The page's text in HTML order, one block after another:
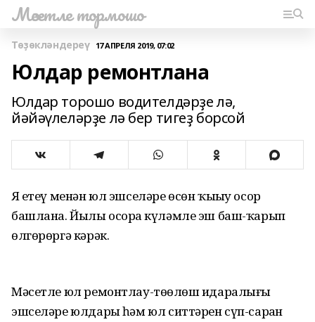
Мәсетле тормошо
Төҙөкләндереү 17 АПРЕЛЯ 2019, 07:02
Юлдар ремонтлана
Юлдар торошо водителдәрҙе лә,
йәйәүлеләрҙе лә бер тигеҙ борсой
Яҙ етеү менән юл эшселәре өсөн ҡыҙыу осор
башлана. Йылы осорҙа күләмле эш баш-ҡарып
өлгөрөргә кәрәк.
Мәсетле юл ремонтлау-төҙөлөш идаралығы
эшселәре юлдарҙы һәм юл ситтәрен сүп-сарҙан